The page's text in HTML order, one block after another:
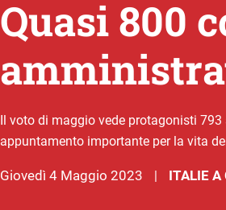
Quasi 800
Il voto di maggio vede protagonisti
appuntamento importante per la vita
giovedì 4 Maggio 2023 | ITALIE A